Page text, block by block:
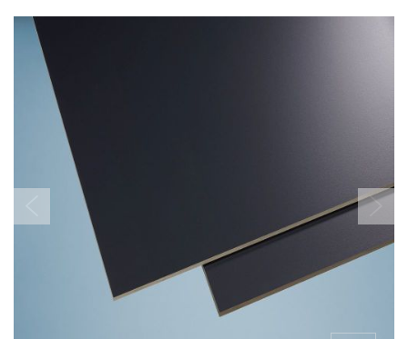
Zum
Ende
Bildergalerie
springen